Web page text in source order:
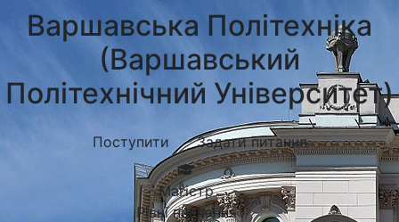
Варшавська Політехніка
(Варшавський
Політехнічний Університет)
Поступити Задати питання
Магістр
Рівні навчання